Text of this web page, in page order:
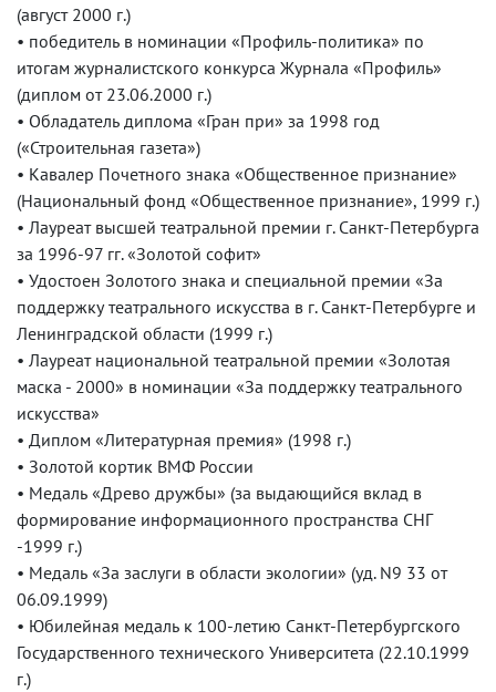
(август 2000 г.)
• победитель в номинации «Профиль-политика» по
итогам журналистского конкурса Журнала «Профиль»
(диплом от 23.06.2000 г.)
• Обладатель диплома «Гран при» за 1998 год
(«Строительная газета»)
• Кавалер Почетного знака «Общественное признание»
(Национальный фонд «Общественное признание», 1999 г.)
• Лауреат высшей театральной премии г. Санкт-Петербурга
за 1996-97 гг. «Золотой софит»
• Удостоен Золотого знака и специальной премии «За
поддержку театрального искусства в г. Санкт-Петербурге и
Ленинградской области (1999 г.)
• Лауреат национальной театральной премии «Золотая
маска - 2000» в номинации «За поддержку театрального
искусства»
• Диплом «Литературная премия» (1998 г.)
• Золотой кортик ВМФ России
• Медаль «Древо дружбы» (за выдающийся вклад в
формирование информационного пространства СНГ
-1999 г.)
• Медаль «За заслуги в области экологии» (уд. N9 33 от
06.09.1999)
• Юбилейная медаль к 100-летию Санкт-Петербургского
Государственного технического Университета (22.10.1999
г.)